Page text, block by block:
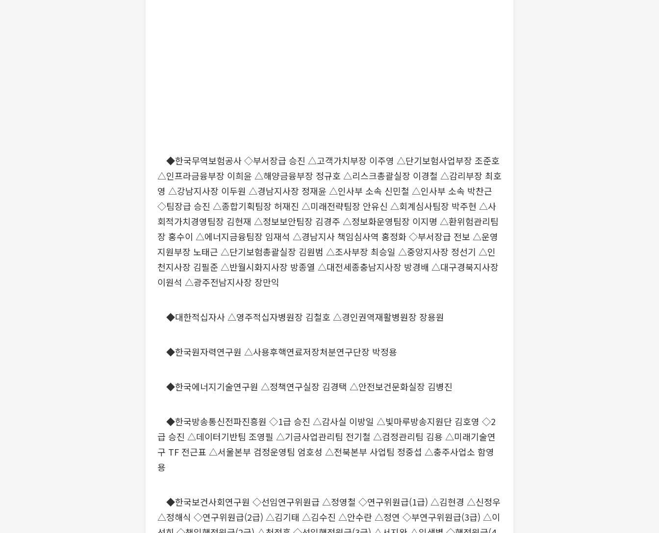
◆한국무역보험공사 ◇부서장급 승진 △고객가치부장 이주영 △단기보험사업부장 조준호
△인프라금융부장 이희윤 △해양금융부장 정규호 △리스크총괄실장 이경철 △감리부장 최호
영 △강남지사장 이두원 △경남지사장 정재윤 △인사부 소속 신민철 △인사부 소속 박찬근
◇팀장급 승진 △종합기획팀장 허재진 △미래전략팀장 안유신 △회계심사팀장 박주현 △사
회적가치경영팀장 김현재 △정보보안팀장 김경주 △정보화운영팀장 이지명 △환위험관리팀
장 홍수이 △에너지금융팀장 임재석 △경남지사 책임심사역 홍정화 ◇부서장급 전보 △운영
지원부장 노태근 △단기보험총괄실장 김원범 △조사부장 최승일 △중앙지사장 정선기 △인
천지사장 김필준 △반월시화지사장 방종열 △대전세종충남지사장 방경배 △대구경북지사장
이원석 △광주전남지사장 장만익
◆대한적십자사 △영주적십자병원장 김철호 △경인권역재활병원장 장용원
◆한국원자력연구원 △사용후핵연료저장처분연구단장 박정용
◆한국에너지기술연구원 △정책연구실장 김경택 △안전보건문화실장 김병진
◆한국방송통신전파진흥원 ◇1급 승진 △감사실 이방일 △빛마루방송지원단 김호영 ◇2
급 승진 △데이터기반팀 조영필 △기금사업관리팀 전기철 △검정관리팀 김용 △미래기술연
구 TF 전근표 △서울본부 검정운영팀 엄호성 △전북본부 사업팀 정중섭 △충주사업소 함영
용
◆한국보건사회연구원 ◇선임연구위원급 △정영철 ◇연구위원급(1급) △김현경 △신정우
△정해식 ◇연구위원급(2급) △김기태 △김수진 △안수란 △정연 ◇부연구위원급(3급) △이